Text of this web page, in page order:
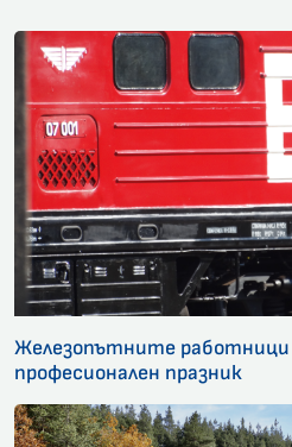
Железопътните работници
професионален празник